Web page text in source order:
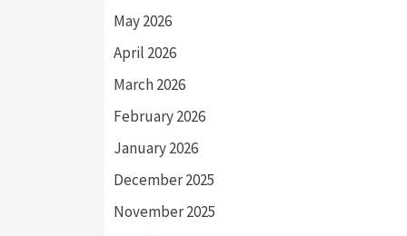
May 2026
April 2026
March 2026
February 2026
January 2026
December 2025
November 2025